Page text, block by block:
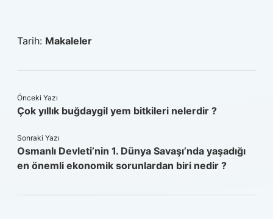
Tarih: Makaleler
Önceki Yazı
Çok yıllık buğdaygil yem bitkileri nelerdir ?
Sonraki Yazı
Osmanlı Devleti’nin 1. Dünya Savaşı’nda yaşadığı
en önemli ekonomik sorunlardan biri nedir ?